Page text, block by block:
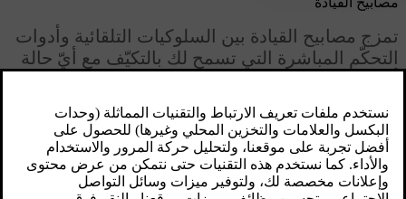
محدّث ٠١‏/٠٨‏/٢٠٢٥
تمزج مصابيح القيادة بين السلوكيات التلقائية وأدوات
التحكّم المباشرة التي تسمح لك بالتكيّف مع أيّ حالة